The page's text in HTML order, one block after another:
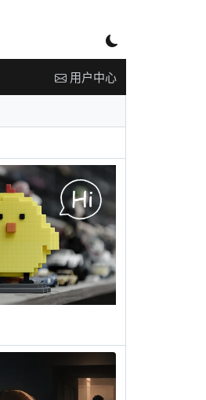
用户中心